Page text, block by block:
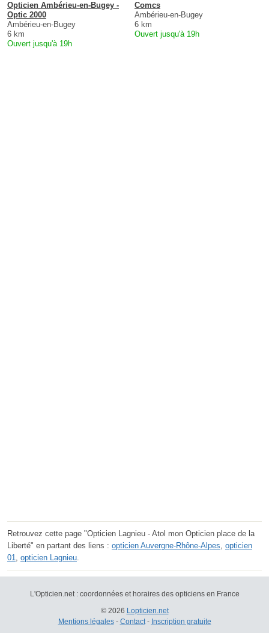
Opticien Ambérieu-en-Bugey -
Optic 2000
Ambérieu-en-Bugey
6 km
Ouvert jusqu'à 19h
Comcs
Ambérieu-en-Bugey
6 km
Ouvert jusqu'à 19h
Retrouvez cette page "Opticien Lagnieu - Atol mon Opticien place de la
Liberté" en partant des liens : opticien Auvergne-Rhône-Alpes, opticien
01, opticien Lagnieu.
L'Opticien.net : coordonnées et horaires des opticiens en France
© 2026 Lopticien.net
Mentions légales- Contact- Inscription gratuite